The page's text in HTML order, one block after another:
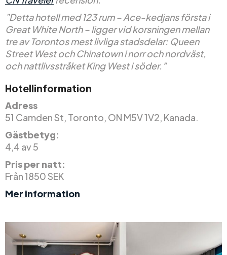
”Detta hotell med 123 rum – Ace-kedjans första i
Great White North – ligger vid korsningen mellan
tre av Torontos mest livliga stadsdelar: Queen
Street West och Chinatown i norr och nordväst,
och nattlivsstråket King West i söder.”
Hotellinformation
Adress
51 Camden St, Toronto, ON M5V 1V2, Kanada.
Gästbetyg:
4,4 av 5
Pris per natt:
Från 1850 SEK
Mer information